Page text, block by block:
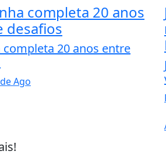
completa 20 anos
desafios
completa 20 anos entre
Ago
Ao continuar o acesso,